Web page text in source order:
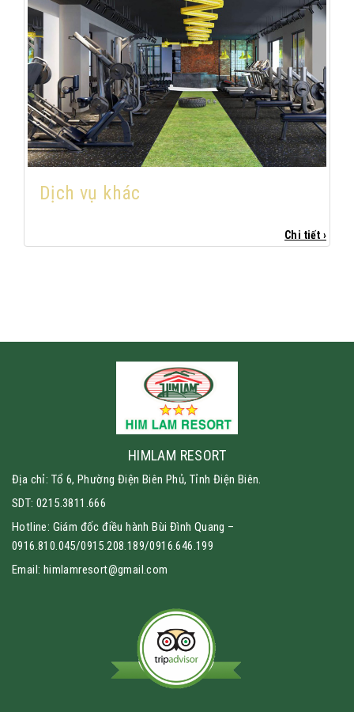
Dịch vụ khác
Chi tiết ›
HIMLAM RESORT
Địa chỉ: Tổ 6, Phường Điện Biên Phủ, Tỉnh Điện Biên.
SDT: 0215.3811.666
Hotline: Giám đốc điều hành Bùi Đình Quang –
0916.810.045/0915.208.189/0916.646.199
Email: himlamresort@gmail.com